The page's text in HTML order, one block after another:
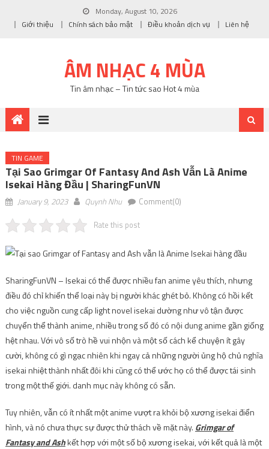
Monday, August 10, 2026
Giới thiệu
Chính sách bảo mật Điều khoản dịch vụ Liên hệ
ÂM NHẠC 4 MÙA
Tin âm nhạc – Tin tức sao Hot 4 mùa
TIN GAME
Tại Sao Grimgar Of Fantasy And Ash Vẫn Là Anime
Isekai Hàng Đầu | SharingFunVN
January 9, 2023 Quynh Nhu Comment(0)
Rate this post
SharingFunVN – Isekai có thể được nhiều fan anime yêu thích, nhưng
điều đó chỉ khiến thể loại này bị người khác ghét bỏ. Không có hồi kết
cho việc nguồn cung cấp light novel isekai dường như vô tận được
chuyển thể thành anime, nhiều trong số đó có nội dung anime gần giống
hệt nhau. Với vô số trò hề vui nhộn và một số cách kể chuyện ít gây
cười, không có gì ngạc nhiên khi ngay cả những người ủng hộ chủ nghĩa
isekai nhiệt thành nhất đôi khi cũng có thể ước họ có thể được tái sinh
trong một thế giới. danh mục này không có sẵn.
Tuy nhiên, vẫn có ít nhất một anime vượt ra khỏi bộ xương isekai điển
hình, và nó chưa thực sự được thử thách về mặt này. Grimgar of
Fantasy and Ashkết hợp với một số bộ xương isekai, với kết quả là một